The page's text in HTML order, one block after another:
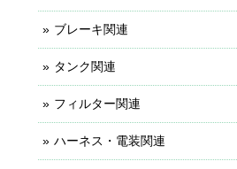
ブレーキ関連
タンク関連
フィルター関連
ハーネス・電装関連